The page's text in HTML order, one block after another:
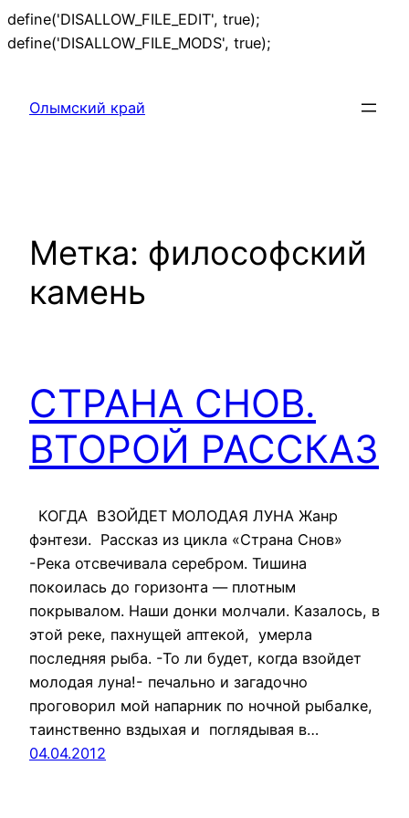
define('DISALLOW_FILE_EDIT', true);
define('DISALLOW_FILE_MODS', true);
Олымский край
Метка: философский
камень
СТРАНА СНОВ.
ВТОРОЙ РАССКАЗ
КОГДА ВЗОЙДЕТ МОЛОДАЯ ЛУНА Жанр
фэнтези. Рассказ из цикла «Страна Снов»
-Река отсвечивала серебром. Тишина
покоилась до горизонта — плотным
покрывалом. Наши донки молчали. Казалось, в
этой реке, пахнущей аптекой, умерла
последняя рыба. -То ли будет, когда взойдет
молодая луна!- печально и загадочно
проговорил мой напарник по ночной рыбалке,
таинственно вздыхая и поглядывая в…
04.04.2012